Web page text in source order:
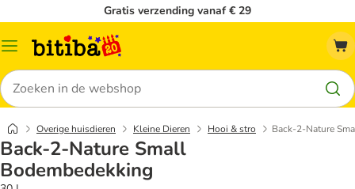
Gratis verzending vanaf € 29
Catalogusmenu
Zoeken
Overige huisdieren Kleine Dieren Hooi & stro Back-2-Nature
Back-2-Nature Small
Bodembedekking